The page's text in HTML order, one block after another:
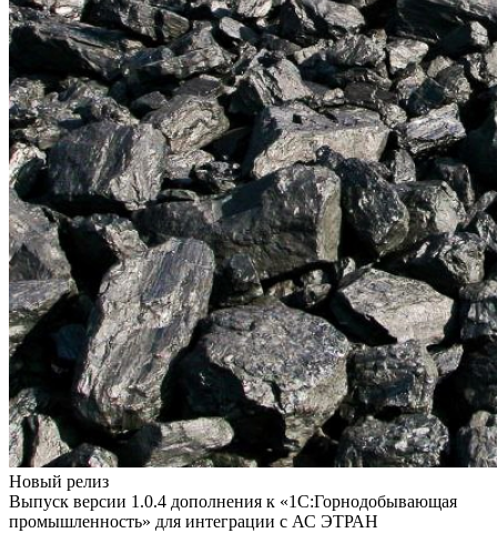
Новый релиз
Выпуск версии 1.0.4 дополнения к «1С:Горнодобывающая
промышленность» для интеграции с АС ЭТРАН